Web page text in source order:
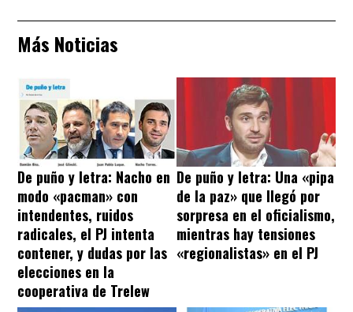
Más Noticias
De puño y letra: Nacho en
modo «pacman» con
intendentes, ruidos
radicales, el PJ intenta
contener, y dudas por las
elecciones en la
cooperativa de Trelew
De puño y letra: Una «pipa
de la paz» que llegó por
sorpresa en el oficialismo,
mientras hay tensiones
«regionalistas» en el PJ